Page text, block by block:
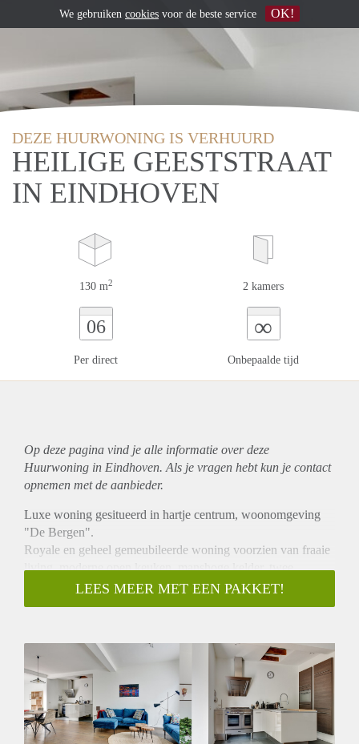
DEZE HUURWONING IS VERHUURD
HEILIGE GEESTSTRAAT
IN EINDHOVEN
130 m2 2 kamers
06
Per direct
∞
Onbepaalde tijd
Op deze pagina vind je alle informatie over deze
Huurwoning in Eindhoven. Als je vragen hebt kun je contact
opnemen met de aanbieder.
Luxe woning gesitueerd in hartje centrum, woonomgeving
"De Bergen".
Royale en geheel gemeubileerde woning voorzien van fraaie
living, moderne open keuken, manshoge kelder, twee
(oorspronkelijk drie) ruime slaapkamers, badkamer,
bergzolder, stadstuin op zonzijde en berging. Het sfeervolle
van restaurantjes en winkels is direct om de hoek gelegen.
Aan de overzijde van het pand bevindt zich ruime
parkeergelegenheid waarvoor u een parkeervergunning kunt
aanvragen (maximaal twee plaatsen).
LEES MEER MET EEN PAKKET!
We gebruiken cookies voor de beste service OK!